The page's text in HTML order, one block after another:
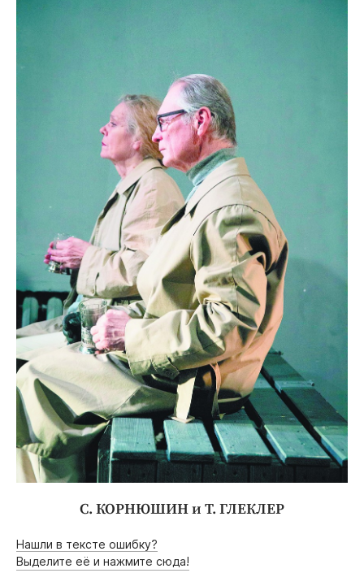
С. КОРНЮШИН и Т. ГЛЕКЛЕР
Нашли в тексте ошибку?
Выделите её и нажмите сюда!